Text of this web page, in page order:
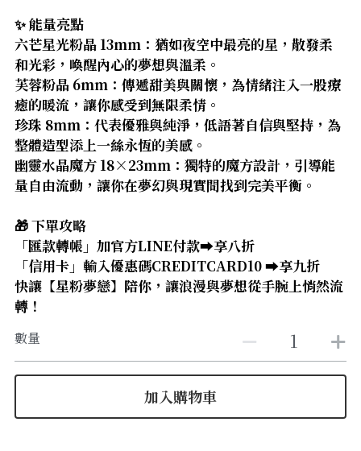
【智慧類水晶】
【人緣類水晶】
【8-10mm 珠徑】
【11-13mm 珠徑】
【14mm以上 珠徑】
✨ 能量亮點
六芒星光粉晶 13mm：猶如夜空中最亮的星，散發柔
和光彩，喚醒內心的夢想與溫柔。
芙蓉粉晶 6mm：傳遞甜美與關懷，為情緒注入一股療
癒的暖流，讓你感受到無限柔情。
珍珠 8mm：代表優雅與純淨，低語著自信與堅持，為
整體造型添上一絲永恆的美感。
幽靈水晶魔方 18×23mm：獨特的魔方設計，引導能
量自由流動，讓你在夢幻與現實間找到完美平衡。
🎁 下單攻略
「匯款轉帳」加官方LINE付款➡️享八折
「信用卡」輸入優惠碼CREDITCARD10 ➡️享九折
快讓【星粉夢戀】陪你，讓浪漫與夢想從手腕上悄然流
轉！
數量
加入購物車